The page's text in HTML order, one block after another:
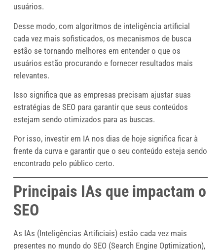
usuários.
Desse modo, com algoritmos de inteligência artificial
cada vez mais sofisticados, os mecanismos de busca
estão se tornando melhores em entender o que os
usuários estão procurando e fornecer resultados mais
relevantes.
Isso significa que as empresas precisam ajustar suas
estratégias de SEO para garantir que seus conteúdos
estejam sendo otimizados para as buscas.
Por isso, investir em IA nos dias de hoje significa ficar à
frente da curva e garantir que o seu conteúdo esteja sendo
encontrado pelo público certo.
Principais IAs que impactam o
SEO
As IAs (Inteligências Artificiais) estão cada vez mais
presentes no mundo do SEO (Search Engine Optimization),